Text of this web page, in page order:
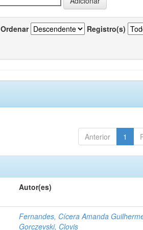
Ordenar Registro(s)
Anterior 1
Autor(es)
Fernandes, Cícera Amanda
Gorczevski, Clovis